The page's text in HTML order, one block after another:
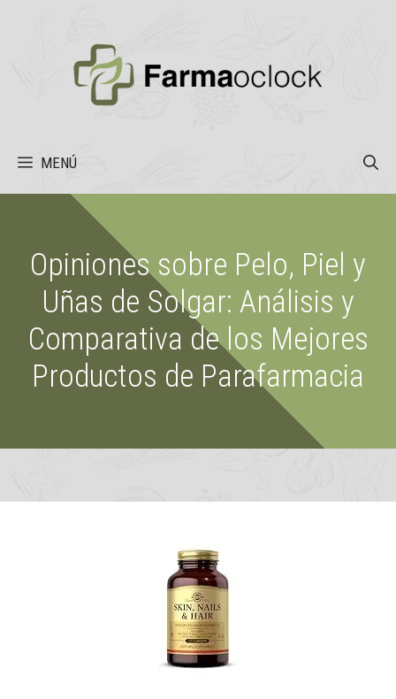
MENÚ
Opiniones sobre Pelo, Piel y
Uñas de Solgar: Análisis y
Comparativa de los Mejores
Productos de Parafarmacia